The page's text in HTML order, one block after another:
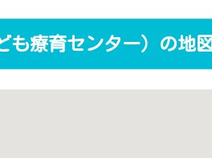
も療育センター）の地図